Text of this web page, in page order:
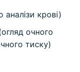
аналізи крові)
очного
тиску)